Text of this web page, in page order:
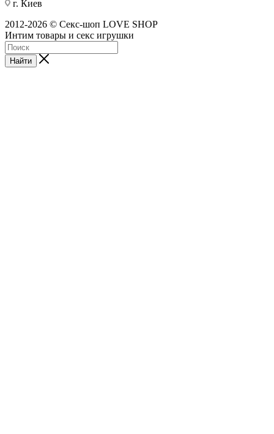
г. Киев
2012-2026 © Секс-шоп LOVE SHOP
Интим товары и секс игрушки
Найти